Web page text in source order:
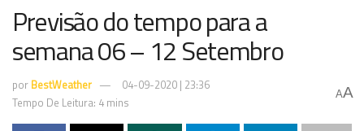
Previsão do tempo para a
semana 06 – 12 Setembro
por BestWeather
04-09-2020 | 23:36
Tempo De Leitura: 4 mins
AA